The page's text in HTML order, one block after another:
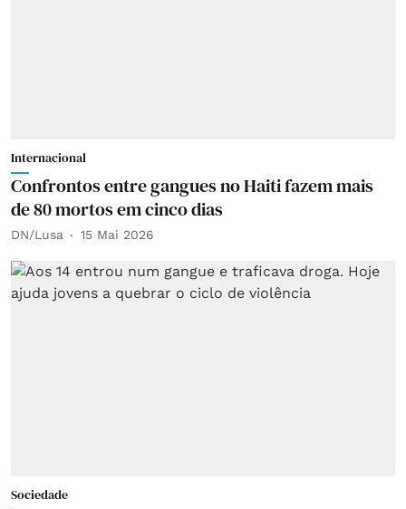
Internacional
Confrontos entre gangues no Haiti fazem mais
de 80 mortos em cinco dias
DN/Lusa 15 Mai 2026
Sociedade